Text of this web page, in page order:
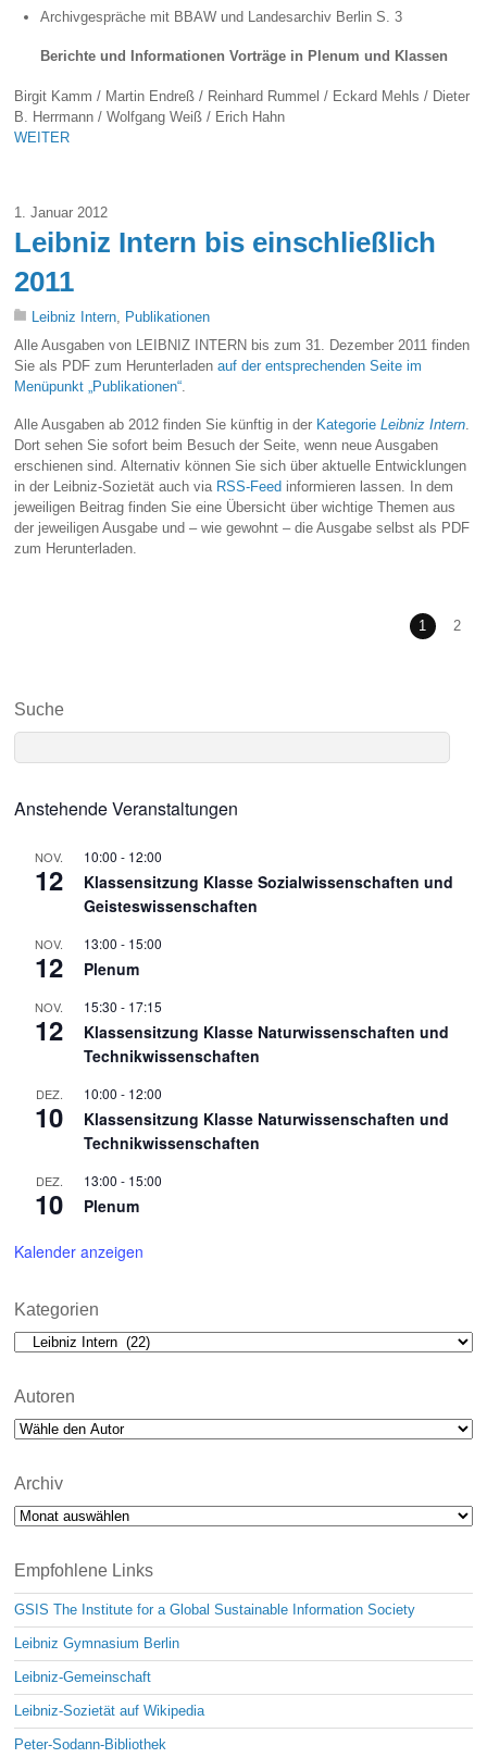
Archivgespräche mit BBAW und Landesarchiv Berlin S. 3
Berichte und Informationen Vorträge in Plenum und Klassen
Birgit Kamm / Martin Endreß / Reinhard Rummel / Eckard Mehls / Dieter
B. Herrmann / Wolfgang Weiß / Erich Hahn
WEITER
1. Januar 2012
Leibniz Intern bis einschließlich
2011
Leibniz Intern, Publikationen
Alle Ausgaben von LEIBNIZ INTERN bis zum 31. Dezember 2011 finden
Sie als PDF zum Herunterladenauf der entsprechenden Seite im
Menüpunkt „Publikationen“.
Alle Ausgaben ab 2012 finden Sie künftig in der KategorieLeibniz Intern
Dort sehen Sie sofort beim Besuch der Seite, wenn neue Ausgaben
erschienen sind. Alternativ können Sie sich über aktuelle Entwicklungen
in der Leibniz-Sozietät auch via RSS-Feed informieren lassen. In dem
jeweiligen Beitrag finden Sie eine Übersicht über wichtige Themen aus
der jeweiligen Ausgabe und – wie gewohnt – die Ausgabe selbst als PDF
zum Herunterladen.
1 2
Suche
Anstehende Veranstaltungen
NOV.
12
10:00 - 12:00
Klassensitzung Klasse Sozialwissenschaften und
Geisteswissenschaften
NOV.
12
13:00 - 15:00
Plenum
NOV.
12
15:30 - 17:15
Klassensitzung Klasse Naturwissenschaften und
Technikwissenschaften
DEZ.
10
10:00 - 12:00
Klassensitzung Klasse Naturwissenschaften und
Technikwissenschaften
DEZ.
10
13:00 - 15:00
Plenum
Kalender anzeigen
Kategorien
Kategorien
Autoren
Archiv
Archiv
Empfohlene Links
GSIS The Institute for a Global Sustainable Information Society
Leibniz Gymnasium Berlin
Leibniz-Gemeinschaft
Leibniz-Sozietät auf Wikipedia
Peter-Sodann-Bibliothek